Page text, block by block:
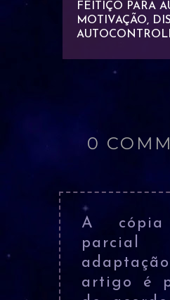
FEITIÇO PARA
MOTIVAÇÃO,
0
A
artigo é